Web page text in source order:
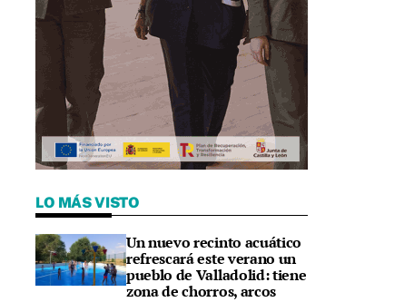
LO MÁS VISTO
Un nuevo recinto acuático
refrescará este verano un
pueblo de Valladolid: tiene
zona de chorros, arcos